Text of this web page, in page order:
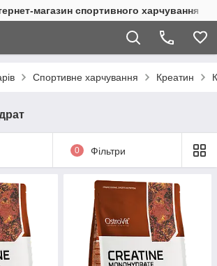
магазин спортивного харчування
Спортивне харчування Креатин
0 Фільтри